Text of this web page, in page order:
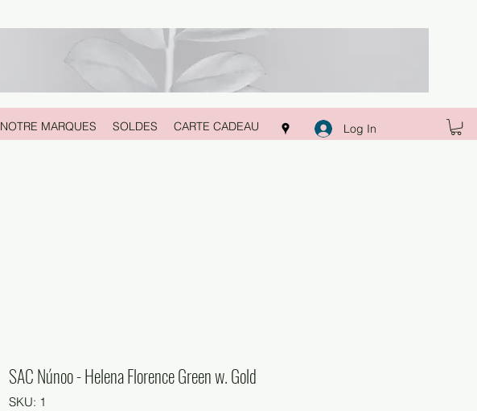
NOTRE MARQUES SOLDES CARTE CADEAU Log In
SAC Núnoo - Helena Florence Green w. Gold
SKU: 1